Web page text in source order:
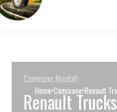
Home Camioane Renault
electric
Camioane Noutati
Renault